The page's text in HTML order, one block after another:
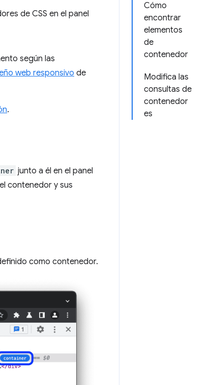
Cómo
encontrar
elementos
de
contenedor
Modifica las
consultas de
contenedor
es
de CSS en el panel
según las
web responsivo de
.
junto a él en el panel
contenedor y sus
como contenedor.